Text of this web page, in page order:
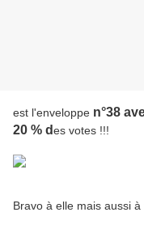
est l'enveloppe n°38
20 % des votes !!!
Bravo à elle mais aussi